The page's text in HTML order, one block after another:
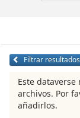
Filtrar resultados
Este
archivos. Por
añadirlos.